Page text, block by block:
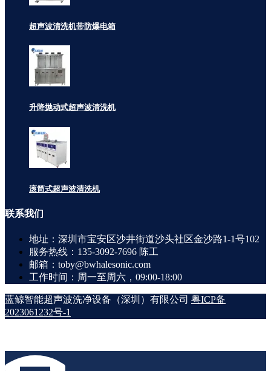
超声波清洗机带防爆电箱
升降抛动式超声波清洗机
滚筒式超声波清洗机
联系我们
地址：深圳市宝安区沙井街道沙头社区金沙路1-1号102
服务热线：135-3092-7696 陈工
邮箱：toby@bwhalesonic.com
工作时间：周一至周六，09:00-18:00
蓝鲸智能超声波洗净设备（深圳）有限公司 粤ICP备
2023061232号-1